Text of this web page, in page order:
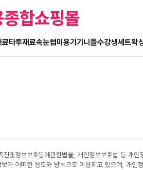
합쇼핑몰
료타투재료속눈썹미용기기 니들수강생세트왁
진및정보보호등에관한법률, 개인정보보호법 등 개
가 어떠한 용도와 방식으로 이용되고 있으며, 개